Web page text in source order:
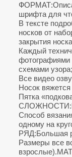
шрифта для
В тексте
носков от
закрытия
Каждый
фотографиями
схемами узора;
Все видео
Носок вяжется
Пятка
Способ
одному на
РЯД:Большая
Размеры все